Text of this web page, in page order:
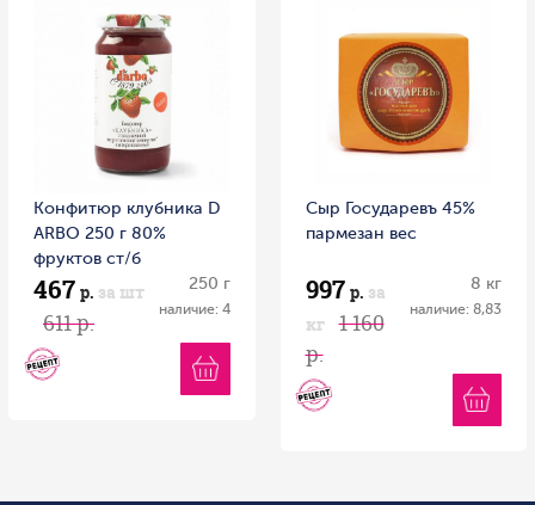
Конфитюр клубника D
ARBO 250 г 80%
фруктов ст/б
467 р. за шт
611 р.
250 г
наличие: 4
Сыр Государевъ 45%
пармезан вес
997 р. за
кг
1 160
р.
8 кг
наличие: 8,83